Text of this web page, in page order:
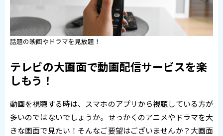
話題の映画やドラマを見放題！
テレビの大画面で動画配信サービスを楽
しもう！
動画を視聴する時は、スマホのアプリから視聴している方が
多いのではないでしょうか。せっかくのアニメやドラマを大
きな画面で見たい！そんなご要望はございませんか？大画面